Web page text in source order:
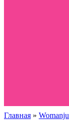
Главная »